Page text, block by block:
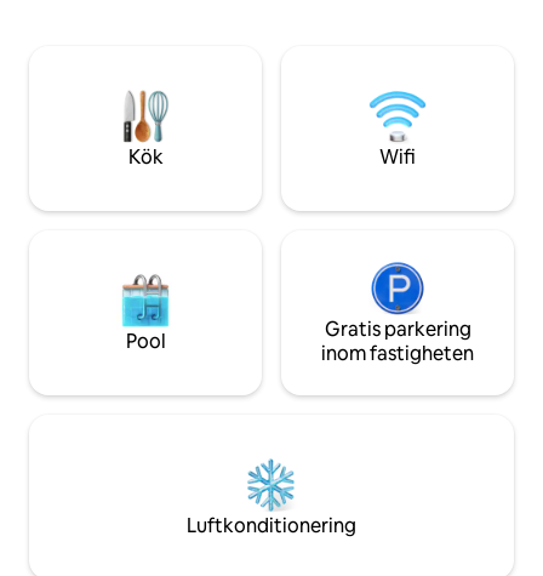
pilskjuter uppför trädstammen, en bra
bok framför kaminen eller mys i skenet
från elden på natten.
Kök Wifi
Pool
Gratis parkering
inom fastigheten
Luftkonditionering